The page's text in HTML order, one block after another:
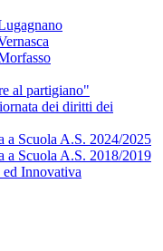
al partigiano"
dei diritti dei
a Scuola A.S. 2024/2025
a Scuola A.S. 2018/2019
Innovativa